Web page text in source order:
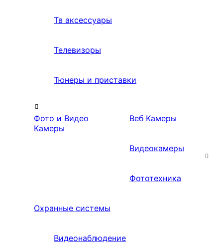
Тв аксессуары
Телевизоры
Тюнеры и приставки
Фото и Видео
Камеры
Веб Камеры
Видеокамеры
Фототехника
Охранные системы
Видеонаблюдение